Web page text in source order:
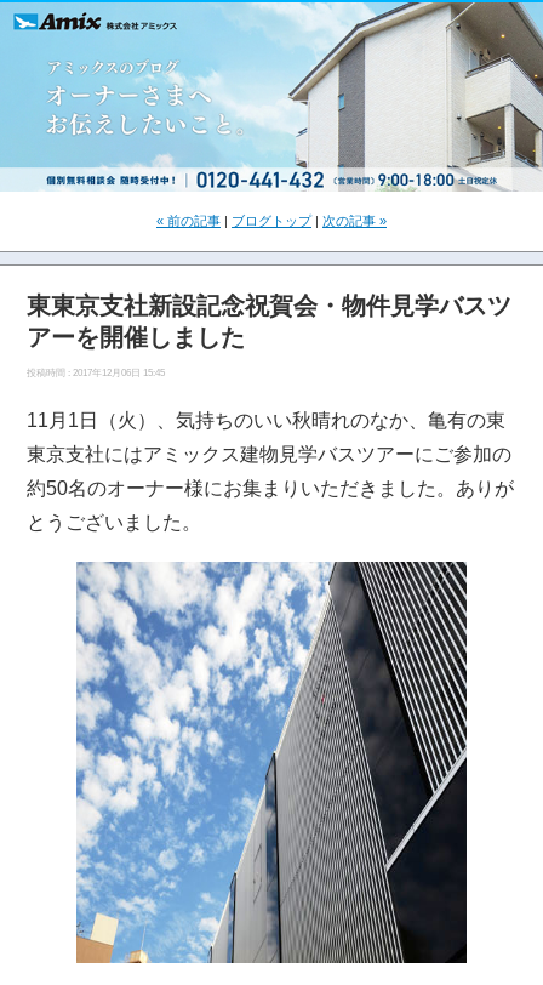
« 前の記事 ブログトップ| 次の記事 »
東東京支社新設記念祝賀会・物件見学バスツ
アーを開催しました
投稿時間 : 2017年12月06日 15:45
11月1日（火）、気持ちのいい秋晴れのなか、亀有の東
東京支社にはアミックス建物見学バスツアーにご参加の
約50名のオーナー様にお集まりいただきました。ありが
とうございました。